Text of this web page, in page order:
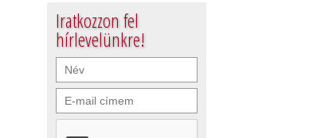
Iratkozzon fel
hírlevelünkre!